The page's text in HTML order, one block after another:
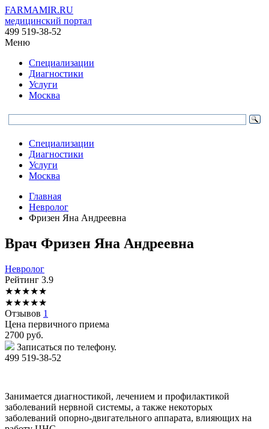
FARMAMIR.RU
медицинский портал
499 519-38-52
Меню
Специализации
Диагностики
Услуги
Москва
Специализации
Диагностики
Услуги
Москва
Главная
Невролог
Фризен Яна Андреевна
Врач Фризен Яна Андреевна
Невролог
Рейтинг 3.9
★★★★★
★★★★★
Отзывов 1
Цена первичного приема
2700 руб.
Записаться по телефону.
499 519-38-52
Занимается диагностикой, лечением и профилактикой
заболеваний нервной системы, а также некоторых
заболеваний опорно-двигательного аппарата, влияющих на